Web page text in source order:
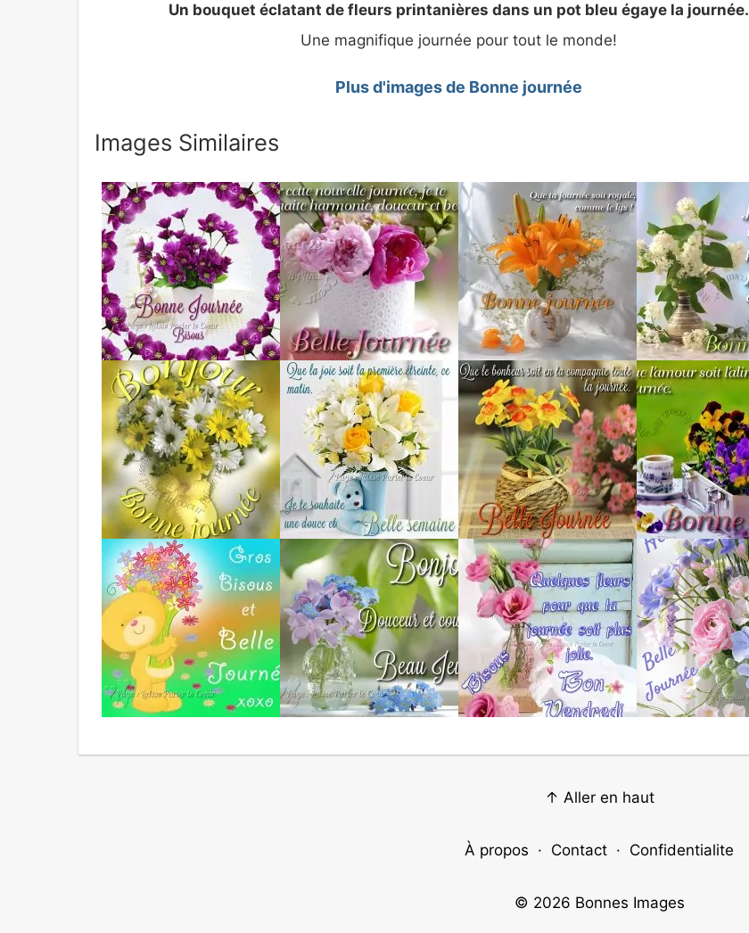
Un bouquet éclatant de fleurs printanières dans un pot bleu égaye la journée.
Une magnifique journée pour tout le monde!
Plus d'images de Bonne journée
Images Similaires
↑ Aller en haut
À propos · Contact · Confidentialite
© 2026 Bonnes Images